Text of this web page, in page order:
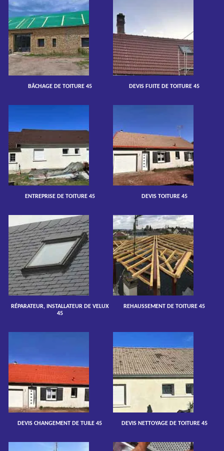
BÂCHAGE DE TOITURE 45 DEVIS FUITE DE TOITURE 45
ENTREPRISE DE TOITURE 45 DEVIS TOITURE 45
RÉPARATEUR, INSTALLATEUR DE VELUX
45
REHAUSSEMENT DE TOITURE 45
DEVIS CHANGEMENT DE TUILE 45 DEVIS NETTOYAGE DE TOITURE 45